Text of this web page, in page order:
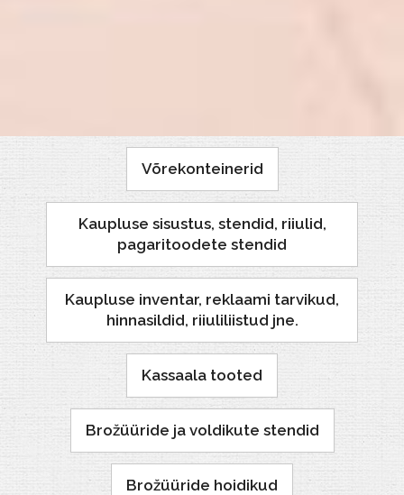
Võrekonteinerid
Kaupluse sisustus, stendid, riiulid,
pagaritoodete stendid
Kaupluse inventar, reklaami tarvikud,
hinnasildid, riiuliliistud jne.
Kassaala tooted
Brožüüride ja voldikute stendid
Brožüüride hoidikud